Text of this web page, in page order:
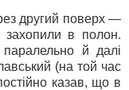
другий поверх —
захопили в полон.
й далі
(на той час
казав, що в